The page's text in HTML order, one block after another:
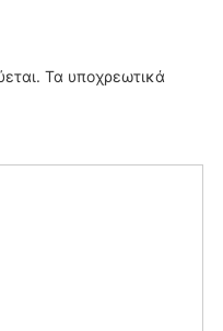
Τα υποχρεωτικά